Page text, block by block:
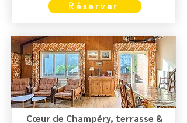
Réserver
Cœur de Champéry, terrasse &